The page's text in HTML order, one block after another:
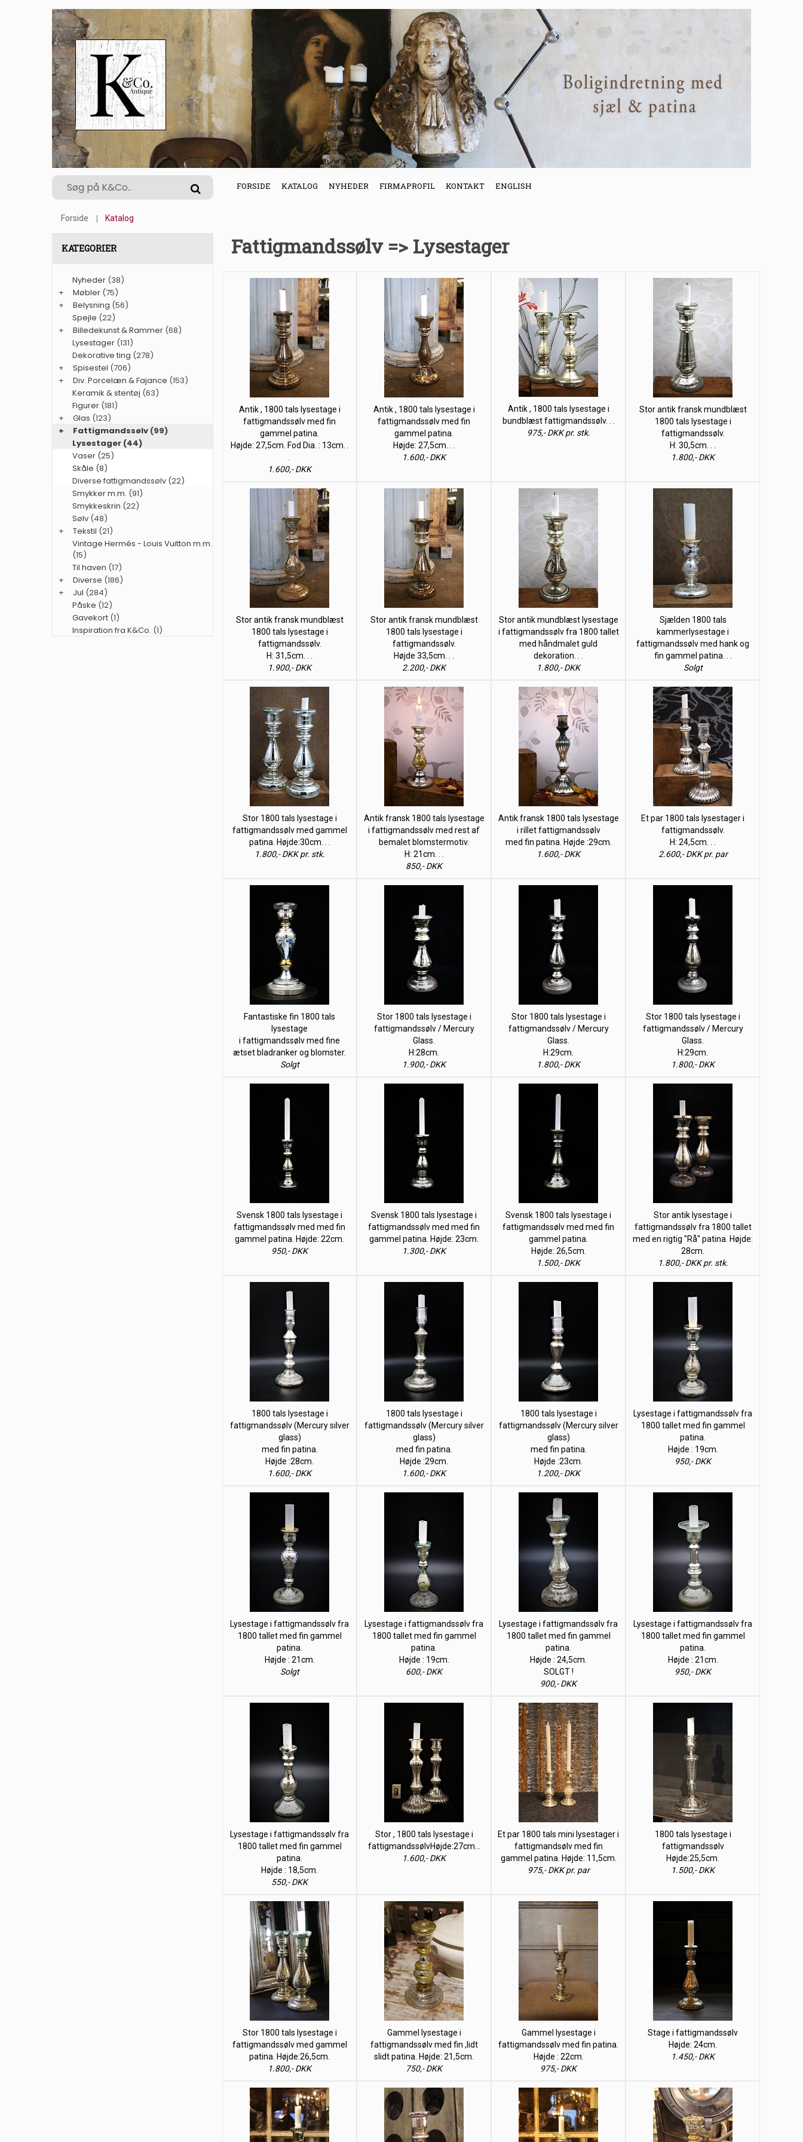
FORSIDE KATALOG NYHEDER FIRMAPROFIL KONTAKT ENGLISH
Forside Katalog
Fattigmandssølv => Lysestager
Antik , 1800 tals lysestage i
fattigmandssølv med fin
gammel patina.
Højde: 27,5cm. Fod Dia. : 13cm. .
1.600,- DKK
Antik , 1800 tals lysestage i
fattigmandssølv med fin
gammel patina.
Højde: 27,5cm. . .
1.600,- DKK
Antik , 1800 tals lysestage i
bundblæst fattigmandssølv. . .
975,- DKK pr. stk.
Stor antik fransk mundblæst
1800 tals lysestage i
fattigmandssølv.
H: 30,5cm. . .
1.800,- DKK
Stor antik fransk mundblæst
1800 tals lysestage i
fattigmandssølv.
H: 31,5cm. . .
1.900,- DKK
Stor antik fransk mundblæst
1800 tals lysestage i
fattigmandssølv.
Højde 33,5cm. . .
2.200,- DKK
Stor antik mundblæst lysestage
i fattigmandssølv fra 1800 tallet
med håndmalet guld
dekoration. . .
1.800,- DKK
Sjælden 1800 tals
kammerlysestage i
fattigmandssølv med hank og
fin gammel patina. . .
Solgt
Stor 1800 tals lysestage i
fattigmandssølv med gammel
patina. Højde:30cm. . .
1.800,- DKK pr. stk.
Antik fransk 1800 tals lysestage
i fattigmandssølv med rest af
bemalet blomstermotiv.
H: 21cm. . .
850,- DKK
Antik fransk 1800 tals lysestage
i rillet fattigmandssølv
med fin patina. Højde :29cm.
1.600,- DKK
Et par 1800 tals lysestager i
fattigmandssølv.
H: 24,5cm. . .
2.600,- DKK pr. par
Fantastiske fin 1800 tals
lysestage
i fattigmandssølv med fine
ætset bladranker og blomster.
Solgt
Stor 1800 tals lysestage i
fattigmandssølv / Mercury
Glass.
H:28cm.
1.900,- DKK
Stor 1800 tals lysestage i
fattigmandssølv / Mercury
Glass.
H:29cm.
1.800,- DKK
Stor 1800 tals lysestage i
fattigmandssølv / Mercury
Glass.
H:29cm.
1.800,- DKK
Svensk 1800 tals lysestage i
fattigmandssølv med med fin
gammel patina. Højde: 22cm.
950,- DKK
Svensk 1800 tals lysestage i
fattigmandssølv med med fin
gammel patina. Højde: 23cm.
1.300,- DKK
Svensk 1800 tals lysestage i
fattigmandssølv med med fin
gammel patina.
Højde: 26,5cm.
1.500,- DKK
Stor antik lysestage i
fattigmandssølv fra 1800 tallet
med en rigtig "Rå" patina. Højde:
28cm.
1.800,- DKK pr. stk.
1800 tals lysestage i
fattigmandssølv (Mercury silver
glass)
med fin patina.
Højde :28cm.
1.600,- DKK
1800 tals lysestage i
fattigmandssølv (Mercury silver
glass)
med fin patina.
Højde :29cm.
1.600,- DKK
1800 tals lysestage i
fattigmandssølv (Mercury silver
glass)
med fin patina.
Højde :23cm.
1.200,- DKK
Lysestage i fattigmandssølv fra
1800 tallet med fin gammel
patina.
Højde : 19cm.
950,- DKK
Lysestage i fattigmandssølv fra
1800 tallet med fin gammel
patina.
Højde : 21cm.
Solgt
Lysestage i fattigmandssølv fra
1800 tallet med fin gammel
patina.
Højde : 19cm.
600,- DKK
Lysestage i fattigmandssølv fra
1800 tallet med fin gammel
patina.
Højde : 24,5cm.
SOLGT !
900,- DKK
Lysestage i fattigmandssølv fra
1800 tallet med fin gammel
patina.
Højde : 21cm.
950,- DKK
Lysestage i fattigmandssølv fra
1800 tallet med fin gammel
patina.
Højde : 18,5cm.
550,- DKK
Stor , 1800 tals lysestage i
fattigmandssølvHøjde:27cm…
1.600,- DKK
Et par 1800 tals mini lysestager i
fattigmandsølv med fin
gammel patina. Højde: 11,5cm.
975,- DKK pr. par
1800 tals lysestage i
fattigmandssølv
Højde:25,5cm.
1.500,- DKK
Stor 1800 tals lysestage i
fattigmandssølv med gammel
patina. Højde:26,5cm.
1.800,- DKK
Gammel lysestage i
fattigmandssølv med fin ,lidt
slidt patina. Højde: 21,5cm.
750,- DKK
Gammel lysestage i
fattigmandssølv med fin patina.
Højde : 22cm.
975,- DKK
Stage i fattigmandssølv
Højde: 24cm.
1.450,- DKK
KATEGORIER
Nyheder (38)
+
Møbler (75)
+
Belysning (56)
Spejle (22)
+
Billedekunst & Rammer (68)
Lysestager (131)
Dekorative ting (278)
+
Spisestel (706)
+
Div. Porcelæn & Fajance (153)
Keramik & stentøj (63)
Figurer (181)
+
Glas (123)
+
Fattigmandssølv (99)
Lysestager (44)
Vaser (25)
Skåle (8)
Diverse fattigmandssølv (22)
Smykker m.m. (91)
Smykkeskrin (22)
Sølv (48)
+
Tekstil (21)
Vintage Hermés - Louis Vuitton m.m.
(15)
Til haven (17)
+
Diverse (186)
+
Jul (284)
Påske (12)
Gavekort (1)
Inspiration fra K&Co. (1)